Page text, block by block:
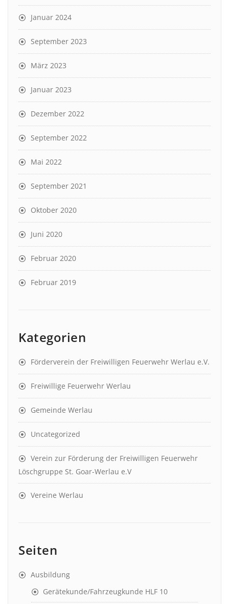
Januar 2024
September 2023
März 2023
Januar 2023
Dezember 2022
September 2022
Mai 2022
September 2021
Oktober 2020
Juni 2020
Februar 2020
Februar 2019
Kategorien
Förderverein der Freiwilligen Feuerwehr Werlau e.V.
Freiwillige Feuerwehr Werlau
Gemeinde Werlau
Uncategorized
Verein zur Förderung der Freiwilligen Feuerwehr
Löschgruppe St. Goar-Werlau e.V
Vereine Werlau
Seiten
Ausbildung
Gerätekunde/Fahrzeugkunde HLF 10